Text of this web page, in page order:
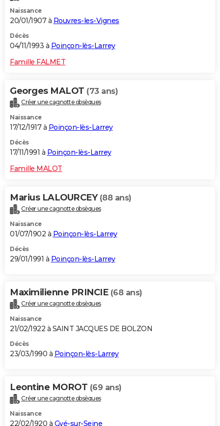
Naissance
20/01/1907 à Rouvres-les-Vignes
Décès
04/11/1993 à Poinçon-lès-Larrey
Famille FALMET
Georges MALOT (73 ans)
Créer une cagnotte obsèques
Naissance
17/12/1917 à Poinçon-lès-Larrey
Décès
17/11/1991 à Poinçon-lès-Larrey
Famille MALOT
Marius LALOURCEY (88 ans)
Créer une cagnotte obsèques
Naissance
01/07/1902 à Poinçon-lès-Larrey
Décès
29/01/1991 à Poinçon-lès-Larrey
Maximilienne PRINCIE (68 ans)
Créer une cagnotte obsèques
Naissance
21/02/1922 à SAINT JACQUES DE BOLZON
Décès
23/03/1990 à Poinçon-lès-Larrey
Leontine MOROT (69 ans)
Créer une cagnotte obsèques
Naissance
22/02/1920 à Gyé-sur-Seine